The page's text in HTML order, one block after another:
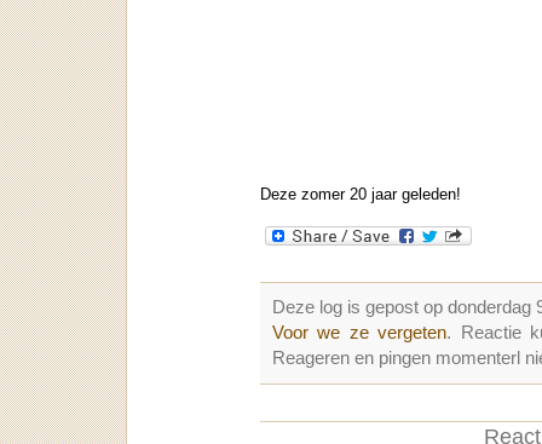
Deze zomer 20 jaar geleden!
Deze log is gepost op donderdag
Voor we ze vergeten. Reactie
Reageren en pingen momenterl